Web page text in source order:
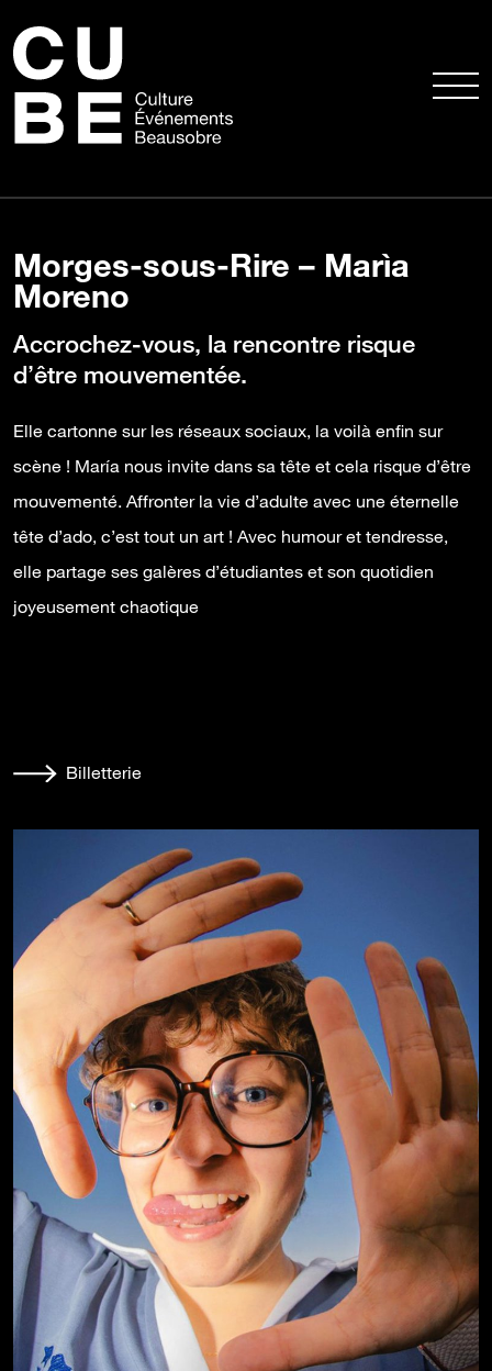
Morges-sous-Rire – Marìa
Moreno
Accrochez-vous, la rencontre risque
d’être mouvementée.
Elle cartonne sur les réseaux sociaux, la voilà enfin sur
scène ! María nous invite dans sa tête et cela risque d’être
mouvementé. Affronter la vie d’adulte avec une éternelle
tête d’ado, c’est tout un art ! Avec humour et tendresse,
elle partage ses galères d’étudiantes et son quotidien
joyeusement chaotique
Billetterie